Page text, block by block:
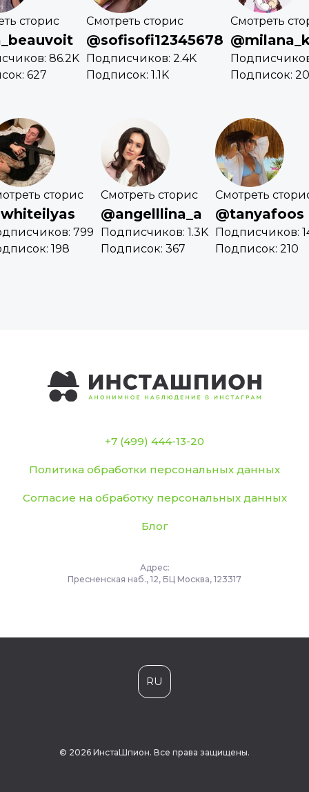
сторис
86.2K
627
Смотреть сторис
@sofisofi12345678
Подписчиков: 2.4K
Подписок: 1.1K
Смотреть
Подписок:
сторис
799
198
Смотреть сторис
@angelllina_a
Подписчиков: 1.3K
Подписок: 367
Смотреть
@tanyafoos
Подписчиков:
Подписок: 210
+7 (499) 444-13-20
Политика обработки персональных данных
Согласие на обработку персональных данных
Блог
Адрес:
Пресненская наб., 12, БЦ Москва, 123317
RU
© 2026 ИнстаШпион. Все права защищены.